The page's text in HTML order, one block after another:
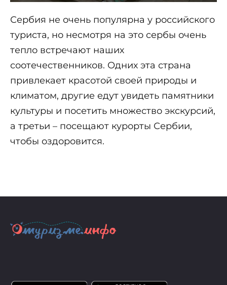
Сербия не очень популярна у российского
туриста, но несмотря на это сербы очень
тепло встречают наших
соотечественников. Одних эта страна
привлекает красотой своей природы и
климатом, другие едут увидеть памятники
культуры и посетить множество экскурсий,
а третьи – посещают курорты Сербии,
чтобы оздоровится.